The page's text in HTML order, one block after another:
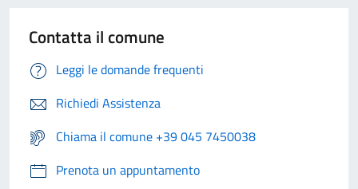
Contatta il comune
Leggi le domande frequenti
Richiedi Assistenza
Chiama il comune +39 045 7450038
Prenota un appuntamento